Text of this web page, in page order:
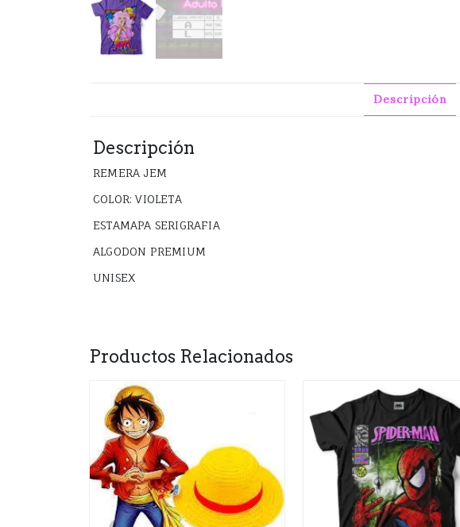
Descripción
Descripción
REMERA JEM
COLOR: VIOLETA
ESTAMAPA SERIGRAFIA
ALGODON PREMIUM
UNISEX
Productos Relacionados